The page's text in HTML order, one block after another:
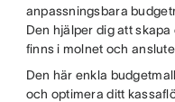
anpassningsbara
Den hjälper dig att
finns i molnet och
Den här enkla
och optimera ditt